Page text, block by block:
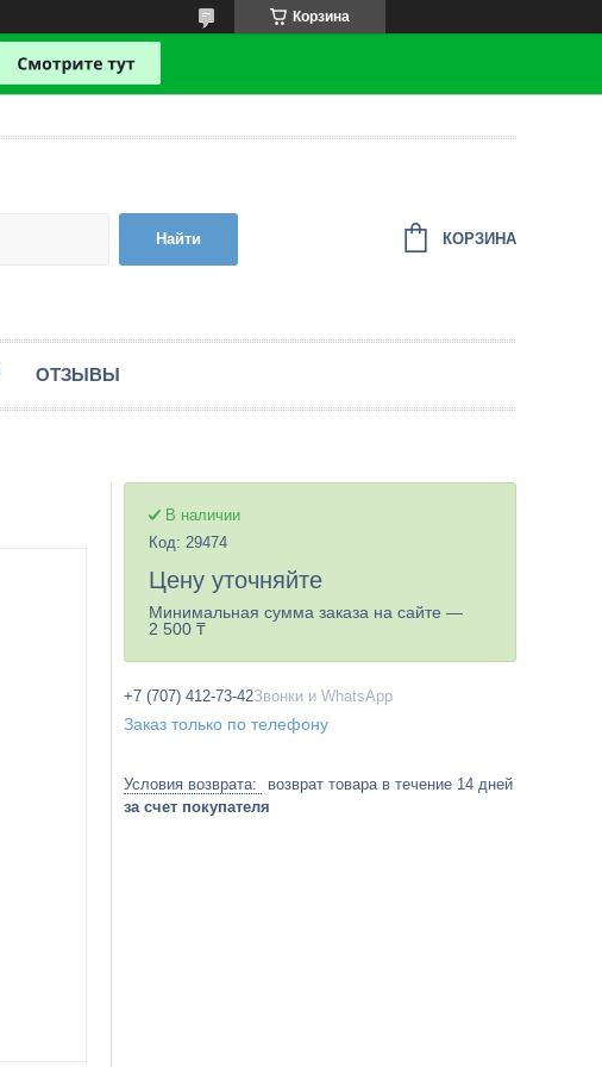
Корзина
Найти КОРЗИНА
ОТЗЫВЫ
В наличии
Код: 29474
Цену уточняйте
Минимальная сумма заказа на сайте —
2 500 ₸
+7 (707) 412-73-42Звонки и WhatsApp
Заказ только по телефону
возврат товара в течение 14 дней
за счет покупателя